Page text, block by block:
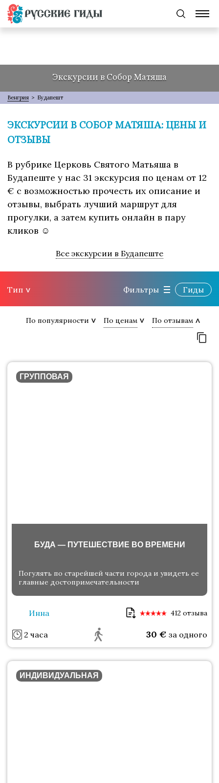
Экскурсии в Собор Матяша
Венгрия > Будапешт
ЭКСКУРСИИ В СОБОР МАТЯША: ЦЕНЫ И
ОТЗЫВЫ
В рубрике Церковь Святого Матьяша в
Будапеште у нас 31 экскурсия по ценам от 12
€ с возможностью прочесть их описание и
отзывы, выбрать лучший маршрут для
прогулки, а затем купить онлайн в пару
кликов ☺
Все экскурсии в Будапеште
Тип Фильтры Гиды
По популярности По ценам По отзывам
ГРУППОВАЯ
БУДА — ПУТЕШЕСТВИЕ ВО ВРЕМЕНИ
Погулять по старейшей части города и увидеть ее
главные достопримечательности
Инна 412 отзыва
2 часа 30 € за одного
ИНДИВИДУАЛЬНАЯ